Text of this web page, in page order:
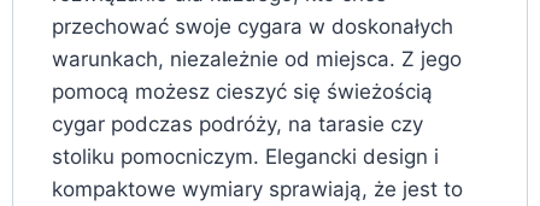
przechować swoje cygara w doskonałych
warunkach, niezależnie od miejsca. Z jego
pomocą możesz cieszyć się świeżością
cygar podczas podróży, na tarasie czy
stoliku pomocniczym. Elegancki design i
kompaktowe wymiary sprawiają, że jest to